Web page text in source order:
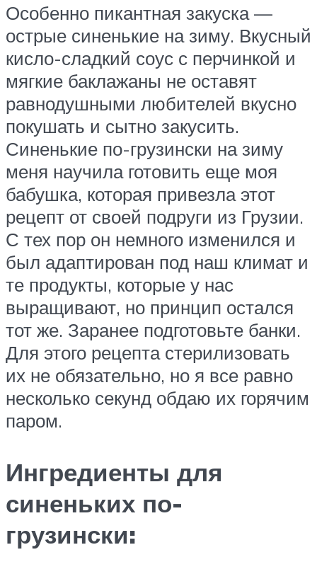
Особенно пикантная закуска —
острые синенькие на зиму. Вкусный
кисло-сладкий соус с перчинкой и
мягкие баклажаны не оставят
равнодушными любителей вкусно
покушать и сытно закусить.
Синенькие по-грузински на зиму
меня научила готовить еще моя
бабушка, которая привезла этот
рецепт от своей подруги из Грузии.
С тех пор он немного изменился и
был адаптирован под наш климат и
те продукты, которые у нас
выращивают, но принцип остался
тот же. Заранее подготовьте банки.
Для этого рецепта стерилизовать
их не обязательно, но я все равно
несколько секунд обдаю их горячим
паром.
Ингредиенты для
синеньких по-
грузински: